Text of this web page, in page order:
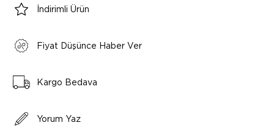
İndirimli Ürün
Fiyat Düşünce Haber Ver
Kargo Bedava
Yorum Yaz